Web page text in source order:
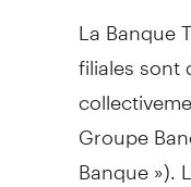
La Banque
filiales sont
Groupe
Banque »).